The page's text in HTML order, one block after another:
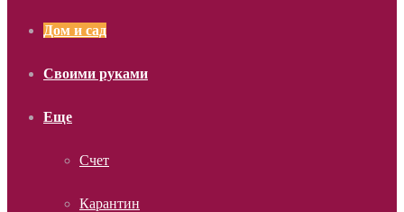
Дом и сад
Своими руками
Еще
Счет
Карантин